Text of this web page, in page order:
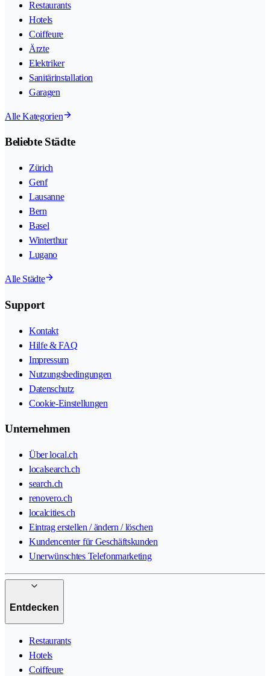
Restaurants
Hotels
Coiffeure
Ärzte
Elektriker
Sanitärinstallation
Garagen
Alle Kategorien
Beliebte Städte
Zürich
Genf
Lausanne
Bern
Basel
Winterthur
Lugano
Alle Städte
Support
Kontakt
Hilfe & FAQ
Impressum
Nutzungsbedingungen
Datenschutz
Cookie-Einstellungen
Unternehmen
Über local.ch
localsearch.ch
search.ch
renovero.ch
localcities.ch
Eintrag erstellen / ändern / löschen
Kundencenter für Geschäftskunden
Unerwünschtes Telefonmarketing
Entdecken
Restaurants
Hotels
Coiffeure